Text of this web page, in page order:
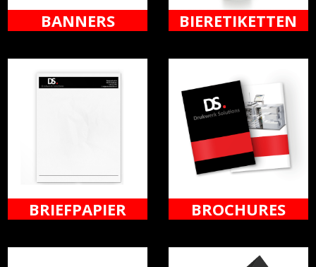
BANNERS BIERETIKETTEN
BRIEFPAPIER BROCHURES